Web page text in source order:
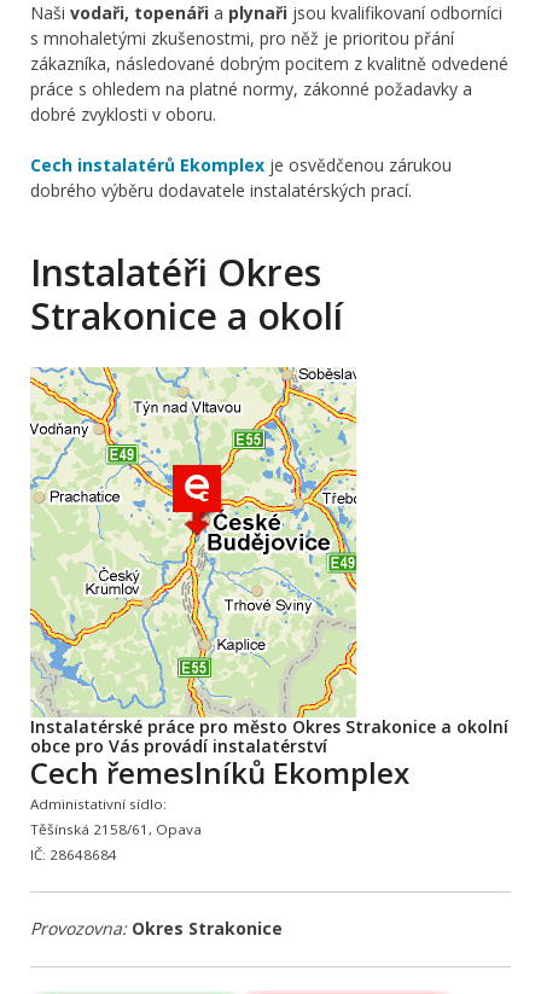
Naši vodaři, topenáři a plynaři jsou kvalifikovaní odborníci
s mnohaletými zkušenostmi, pro něž je prioritou přání
zákazníka, následované dobrým pocitem z kvalitně odvedené
práce s ohledem na platné normy, zákonné požadavky a
dobré zvyklosti v oboru.
Cech instalatérů Ekomplex je osvědčenou zárukou
dobrého výběru dodavatele instalatérských prací.
Instalatéři Okres
Strakonice a okolí
Instalatérské práce pro město Okres Strakonice a okolní
obce pro Vás provádí instalatérství
Cech řemeslníků Ekomplex
Administativní sídlo:
Těšínská 2158/61, Opava
IČ: 28648684
Provozovna: Okres Strakonice